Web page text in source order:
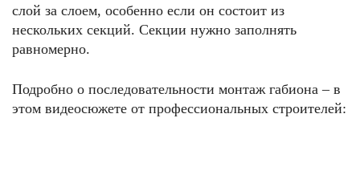
слой за слоем, особенно если он состоит из
нескольких секций. Секции нужно заполнять
равномерно.
Подробно о последовательности монтаж габиона – в
этом видеосюжете от профессиональных строителей: